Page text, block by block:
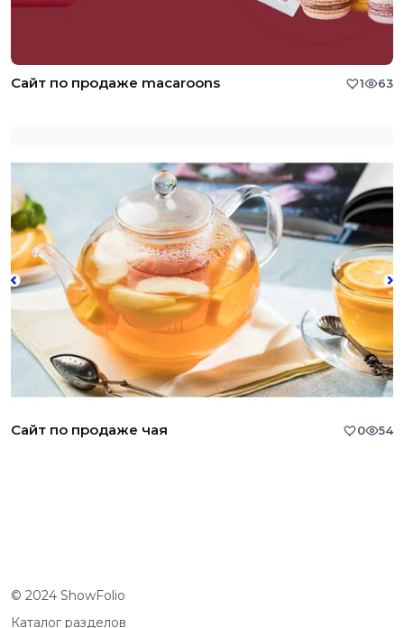
Сайт по продаже macaroons 1 63
Сайт по продаже чая 0 54
© 2024 ShowFolio
Каталог разделов